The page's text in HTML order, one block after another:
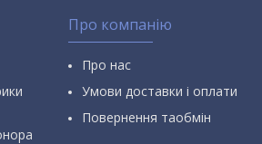
Про компанію
Про нас
Умови доставки і оплати
Повернення таобмін